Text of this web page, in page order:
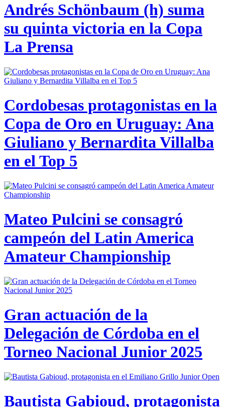
Andrés Schönbaum (h) suma
su quinta victoria en la Copa
La Prensa
Cordobesas protagonistas en la
Copa de Oro en Uruguay: Ana
Giuliano y Bernardita Villalba
en el Top 5
Mateo Pulcini se consagró
campeón del Latin America
Amateur Championship
Gran actuación de la
Delegación de Córdoba en el
Torneo Nacional Junior 2025
Bautista Gabioud, protagonista